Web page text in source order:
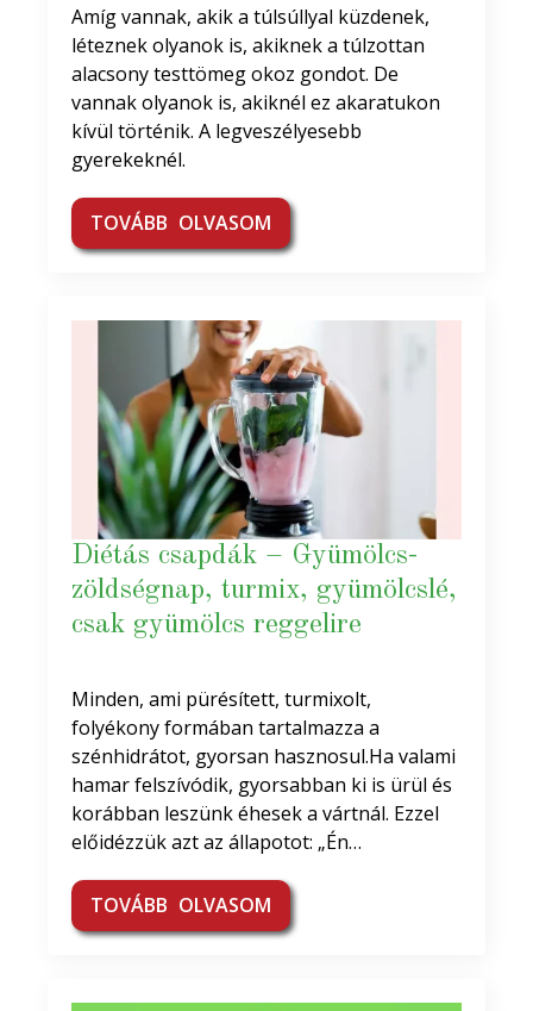
Amíg vannak, akik a túlsúllyal küzdenek,
léteznek olyanok is, akiknek a túlzottan
alacsony testtömeg okoz gondot. De
vannak olyanok is, akiknél ez akaratukon
kívül történik. A legveszélyesebb
gyerekeknél.
TOVÁBB OLVASOM
Diétás csapdák – Gyümölcs-
zöldségnap, turmix, gyümölcslé,
csak gyümölcs reggelire
Minden, ami pürésített, turmixolt,
folyékony formában tartalmazza a
szénhidrátot, gyorsan hasznosul.Ha valami
hamar felszívódik, gyorsabban ki is ürül és
korábban leszünk éhesek a vártnál. Ezzel
előidézzük azt az állapotot: „Én…
TOVÁBB OLVASOM